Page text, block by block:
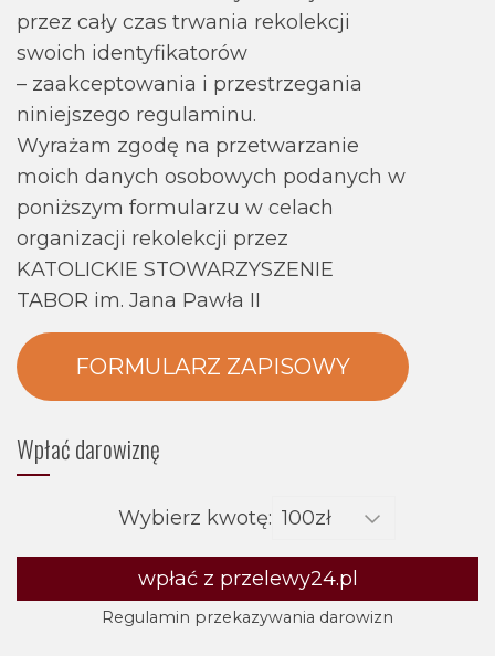
przez cały czas trwania rekolekcji
swoich identyfikatorów
– zaakceptowania i przestrzegania
niniejszego regulaminu.
Wyrażam zgodę na przetwarzanie
moich danych osobowych podanych w
poniższym formularzu w celach
organizacji rekolekcji przez
KATOLICKIE STOWARZYSZENIE
TABOR im. Jana Pawła II
FORMULARZ ZAPISOWY
Wpłać darowiznę
Wybierz kwotę:
wpłać z przelewy24.pl
Regulamin przekazywania darowizn